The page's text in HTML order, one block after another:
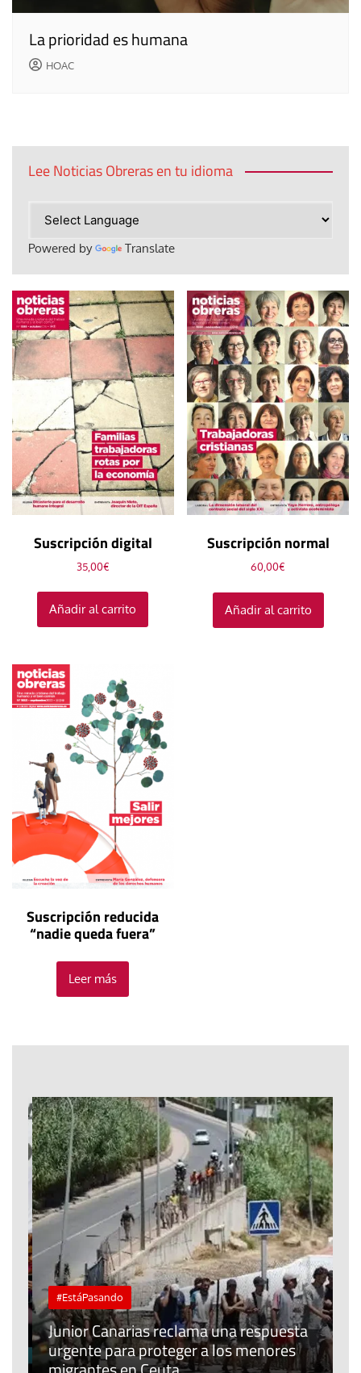
La prioridad es humana
HOAC
Lee Noticias Obreras en tu idioma
Powered by Translate
Suscripción digital
35,00€
Añadir al carrito
Suscripción normal
60,00€
Añadir al carrito
Suscripción reducida
“nadie queda fuera”
Leer más
#EstáPasando
Junior Canarias reclama una respuesta
urgente para proteger a los menores